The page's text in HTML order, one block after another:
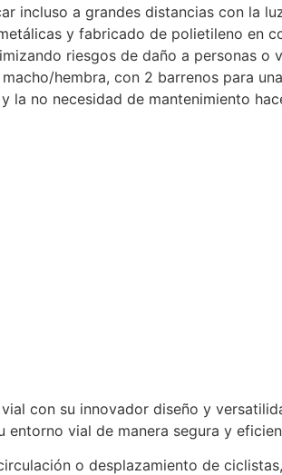
incluso a grandes distancias con la
y fabricado de polietileno en
riesgos de daño a personas o
hembra, con 2 barrenos para
no necesidad de mantenimiento
con su innovador diseño y
vial de manera segura y
o desplazamiento de